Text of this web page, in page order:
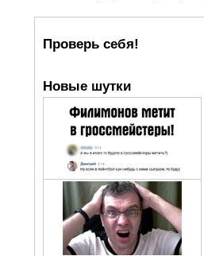
Проверь себя!
Новые шутки